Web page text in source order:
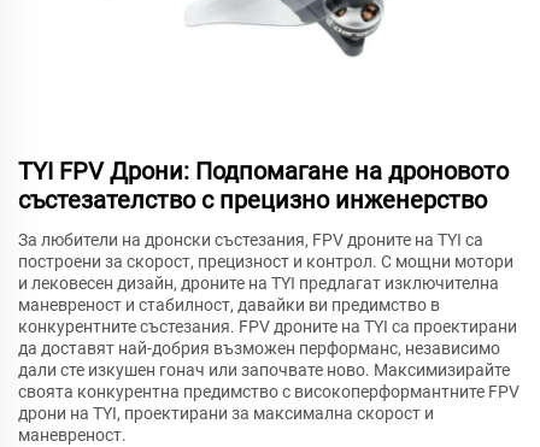
TYI FPV Дрони: Подпомагане на дроновото
състезателство с прецизно инженерство
За любители на дронски състезания, FPV дроните на TYI са
построени за скорост, прецизност и контрол. С мощни мотори
и лековесен дизайн, дроните на TYI предлагат изключителна
маневреност и стабилност, давайки ви предимство в
конкурентните състезания. FPV дроните на TYI са проектирани
да доставят най-добрия възможен перформанс, независимо
дали сте изкушен гонач или започвате ново. Максимизирайте
своята конкурентна предимство с високоперформантните FPV
дрони на TYI, проектирани за максимална скорост и
маневреност.